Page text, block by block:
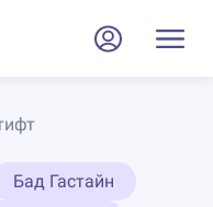
Бад Гастайн